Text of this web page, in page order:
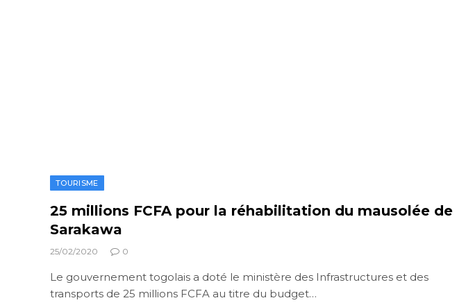
TOURISME
25 millions FCFA pour la réhabilitation du mausolée de
Sarakawa
25/02/2020 0
Le gouvernement togolais a doté le ministère des Infrastructures et des
transports de 25 millions FCFA au titre du budget…